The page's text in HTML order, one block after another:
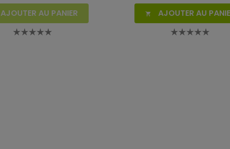
AJOUTER AU PANIER  AJOUTER AU